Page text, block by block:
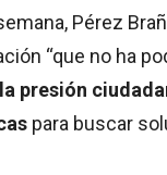
Pérez
“que no ha
la presión
para buscar